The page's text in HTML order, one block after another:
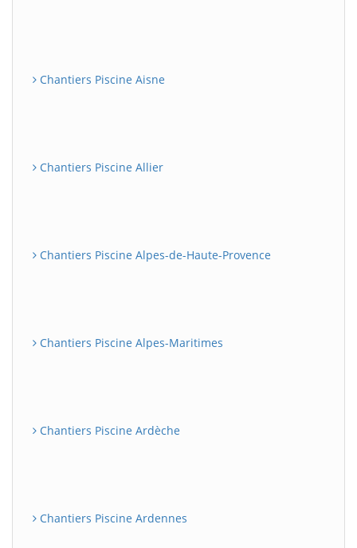
Chantiers Piscine Aisne
Chantiers Piscine Allier
Chantiers Piscine Alpes-de-Haute-Provence
Chantiers Piscine Alpes-Maritimes
Chantiers Piscine Ardèche
Chantiers Piscine Ardennes